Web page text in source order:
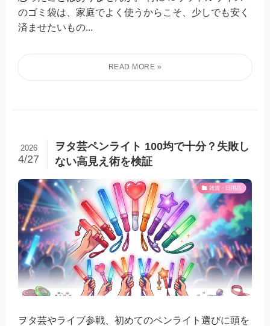
のゴミ袋は、家庭でよく使うからこそ、少しでも安く
済ませたいもの...
ヲタ芸ペンライト 100均で十分？失敗し
ない高見え術を検証
2026
4/27
雑貨・日用品
ヲタ芸やライブ参戦、初めてのペンライト選びに頭を